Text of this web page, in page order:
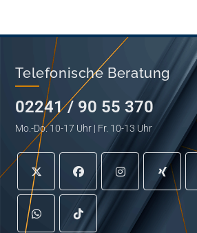
Telefonische Beratung
02241 / 90 55 370
Mo.-Do. 10-17 Uhr | Fr. 10-13 Uhr